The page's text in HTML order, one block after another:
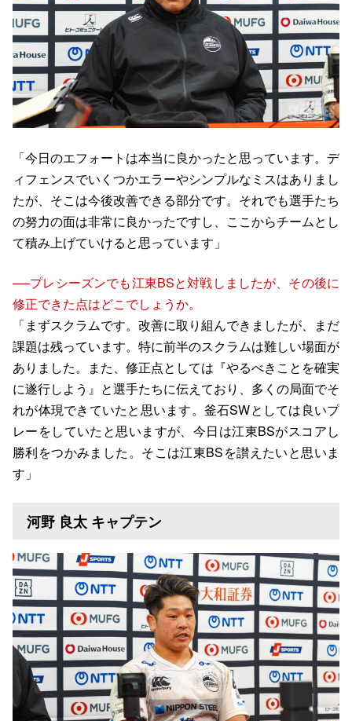
「今日のエフォートは本当に良かったと思っています。デ
ィフェンスでいくつかエラーやシンプルなミスはありまし
たが、そこは今後改善できる部分です。それでも選手たち
の努力の面は非常に良かったですし、ここからチームとし
て積み上げていけると思っています」
──プレシーズンでも江東BSと対戦しましたが、その後に
修正できた点はどこでしょうか。
「まずスクラムです。改善に取り組んできましたが、まだ
課題は残っています。特に前半のスクラムは難しい場面が
ありました。また、修正点としては『やるべきことを確実
に遂行しよう』と選手たちに伝えており、多くの局面でそ
れが体現できていたと思います。釜石SWとしては良いプ
レーをしていたと思いますが、今日は江東BSがスコアし
勝利をつかみました。そこは江東BSを讃えたいと思いま
す」
河野 良太 キャプテン